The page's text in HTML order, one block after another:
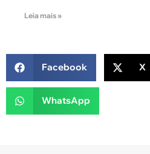
Leia mais »
Facebook X
WhatsApp